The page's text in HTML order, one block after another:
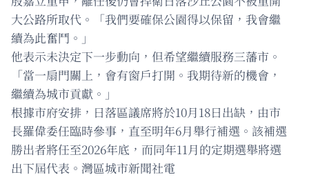
大公路所取代。「我們要確保公園得以保留，我會繼
續為此奮鬥。」
他表示未決定下一步動向，但希望繼續服務三藩市。
「當一扇門關上，會有窗戶打開。我期待新的機會，
繼續為城市貢獻。」
根據市府安排，日落區議席將於10月18日出缺，由市
長羅偉委任臨時參事，直至明年6月舉行補選。該補選
勝出者將任至2026年底，而同年11月的定期選舉將選
出下屆代表。灣區城市新聞社電